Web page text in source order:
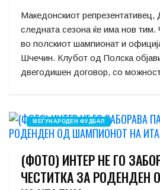
Македонскиот репрезентативец,
следната сезона ќе има нов тим.
во полскиот шампионат и
Шчечин. Клубот од Полска
двегодишен договор, со
МЕЃУНАРОДЕН ФУДБАЛ
(ФОТО) ИНТЕР НЕ ГО
ЧЕСТИТКА ЗА